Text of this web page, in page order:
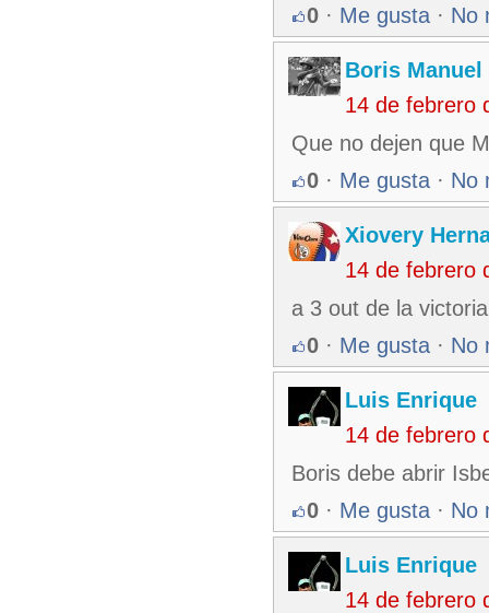
0 · Me gusta · No
Boris Manuel
14 de febrero
Que no dejen que
0 · Me gusta · No
Xiovery
14 de febrero
a 3 out de la
0 · Me gusta · No
Luis Enrique
14 de febrero
Boris debe abrir
0 · Me gusta · No
Luis Enrique
14 de febrero